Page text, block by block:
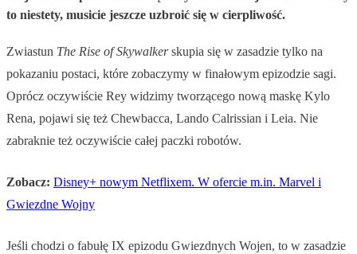
to niestety, musicie jeszcze uzbroić się w cierpliwość.
Zwiastun The Rise of Skywalkerskupia się w zasadzie tylko na
pokazaniu postaci, które zobaczymy w finałowym epizodzie sagi.
Oprócz oczywiście Rey widzimy tworzącego nową maskę Kylo
Rena, pojawi się też Chewbacca, Lando Calrissian i Leia. Nie
zabraknie też oczywiście całej paczki robotów.
Zobacz: Disney+ nowym Netflixem. W ofercie m.in. Marvel i
Gwiezdne Wojny
Jeśli chodzi o fabułę IX epizodu Gwiezdnych Wojen, to w zasadzie